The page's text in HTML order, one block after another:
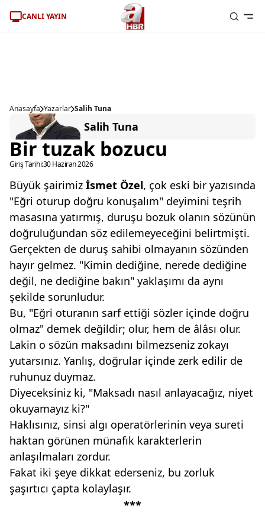
CANLI YAYIN
Anasayfa Yazarlar Salih Tuna
Salih Tuna
Bir tuzak bozucu
Giriş Tarihi:30 Haziran 2026
Büyük şairimiz İsmet Özel, çok eski bir yazısında
"Eğri oturup doğru konuşalım" deyimini teşrih
masasına yatırmış, duruşu bozuk olanın sözünün
doğruluğundan söz edilemeyeceğini belirtmişti.
Gerçekten de duruş sahibi olmayanın sözünden
hayır gelmez. "Kimin dediğine, nerede dediğine
değil, ne dediğine bakın" yaklaşımı da aynı
şekilde sorunludur.
Bu, "Eğri oturanın sarf ettiği sözler içinde doğru
olmaz" demek değildir; olur, hem de âlâsı olur.
Lakin o sözün maksadını bilmezseniz zokayı
yutarsınız. Yanlış, doğrular içinde zerk edilir de
ruhunuz duymaz.
Diyeceksiniz ki, "Maksadı nasıl anlayacağız, niyet
okuyamayız ki?"
Haklısınız, sinsi algı operatörlerinin veya sureti
haktan görünen münafık karakterlerin
anlaşılmaları zordur.
Fakat iki şeye dikkat ederseniz, bu zorluk
şaşırtıcı çapta kolaylaşır.
***